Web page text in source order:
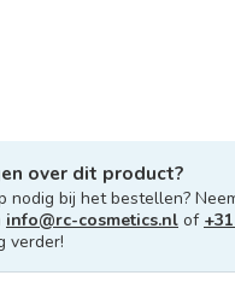
over dit product?
nodig bij het bestellen?
info@rc-cosmetics.nl of
verder!